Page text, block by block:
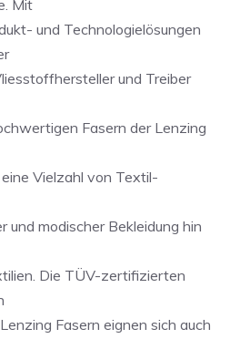
Mit
und Technologielösungen
und Treiber
Fasern der Lenzing
Vielzahl von Textil-
und modischer Bekleidung hin
Die TÜV-zertifizierten
Fasern eignen sich auch